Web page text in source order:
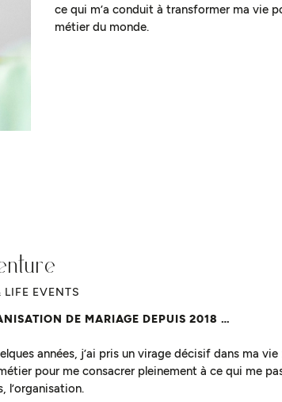
ce qui m’a conduit à transformer ma vie
métier du monde.
LIFE EVENTS
DE MARIAGE DEPUIS 2018 …
années, j’ai pris un virage décisif dans ma
pour me consacrer pleinement à ce qui me
l’organisation.